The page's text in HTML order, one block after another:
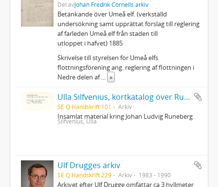
Del avJohan Fredrik Cornells arkiv
Betänkande över Umeå elf. (verkställd
undersökning samt upprättat förslag till reglering
af farleden Umeå elf från staden till
utloppet i hafvet) 1885
Skrivelse till styrelsen för Umeå elfs
flottningsförening ang. reglering af flottningen i
Nedre delen af
»
Ulla Silfvenius, kortkatalog över Runebergslitteratur
SE Q Handskrift 101 Arkiv
Insamlat material kring Johan Ludvig Runeberg
Silfvenius, Ulla
Ulf Drugges arkiv
SE Q Handskrift 229 Arkiv 1983 - 1990
Arkivet efter Ulf Drugge omfattar ca 3 hyllmeter